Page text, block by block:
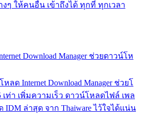
ๆ ให้คนอื่น เข้าถึงได้ ทุกที่ ทุกเวลา
Download Manager ช่วยดาวน์โห
ลด Internet Download Manager ช่วยโ
ท่า เพิ่มความเร็ว ดาวน์โหลดไฟล์ เพล
IDM ล่าสุด จาก Thaiware ไว้ใจได้แน่น